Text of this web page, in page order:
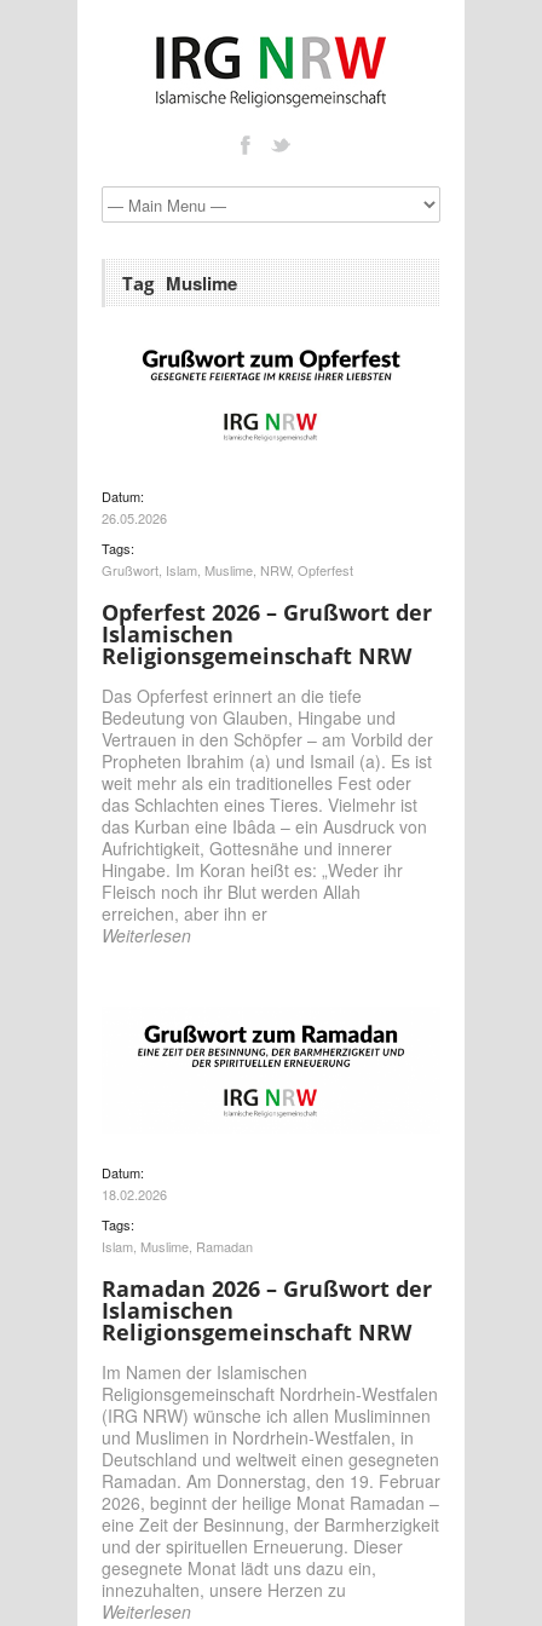
Tag Muslime
Datum:
26.05.2026
Tags:
Grußwort, Islam, Muslime, NRW, Opferfest
Opferfest 2026 – Grußwort der
Islamischen
Religionsgemeinschaft NRW
Das Opferfest erinnert an die tiefe
Bedeutung von Glauben, Hingabe und
Vertrauen in den Schöpfer – am Vorbild der
Propheten Ibrahim (a) und Ismail (a). Es ist
weit mehr als ein traditionelles Fest oder
das Schlachten eines Tieres. Vielmehr ist
das Kurban eine Ibâda – ein Ausdruck von
Aufrichtigkeit, Gottesnähe und innerer
Hingabe. Im Koran heißt es: „Weder ihr
Fleisch noch ihr Blut werden Allah
erreichen, aber ihn er
Weiterlesen
Datum:
18.02.2026
Tags:
Islam Muslime Ramadan
Ramadan 2026 – Grußwort der
Islamischen
Religionsgemeinschaft NRW
Im Namen der Islamischen
Religionsgemeinschaft Nordrhein-Westfalen
(IRG NRW) wünsche ich allen Musliminnen
und Muslimen in Nordrhein-Westfalen, in
Deutschland und weltweit einen gesegneten
Ramadan. Am Donnerstag, den 19. Februar
2026, beginnt der heilige Monat Ramadan –
eine Zeit der Besinnung, der Barmherzigkeit
und der spirituellen Erneuerung. Dieser
gesegnete Monat lädt uns dazu ein,
innezuhalten, unsere Herzen zu
Weiterlesen